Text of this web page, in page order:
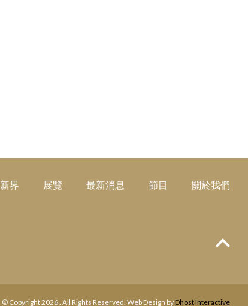
新界 展覽 最新消息 節目 關於我們
© Copyright 2026 . All Rights Reserved. Web Design by Dhost Interactive